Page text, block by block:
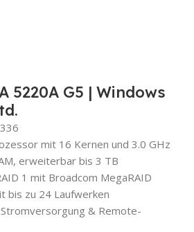
5220A G5 | Windows
mit 16 Kernen und 3.0 GHz
erweiterbar bis 3 TB
1 mit Broadcom MegaRAID
bis zu 24 Laufwerken
& Remote-